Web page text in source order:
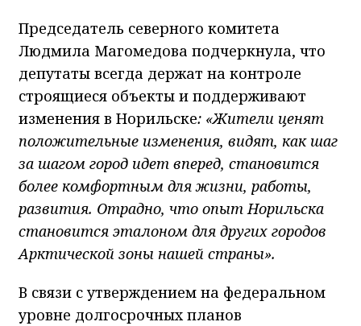
Председатель северного комитета
Людмила Магомедова подчеркнула, что
депутаты всегда держат на контроле
строящиеся объекты и поддерживают
изменения в Норильске: «Жители ценят
положительные изменения, видят, как шаг
за шагом город идет вперед, становится
более комфортным для жизни, работы,
развития. Отрадно, что опыт Норильска
становится эталоном для других городов
Арктической зоны нашей страны».
В связи с утверждением на федеральном
уровне долгосрочных планов